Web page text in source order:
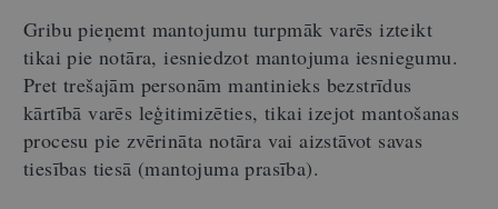
Gribu pieņemt mantojumu turpmāk varēs izteikt
tikai pie notāra, iesniedzot mantojuma iesniegumu.
Pret trešajām personām mantinieks bezstrīdus
kārtībā varēs leģitimizēties, tikai izejot mantošanas
procesu pie zvērināta notāra vai aizstāvot savas
tiesības tiesā (mantojuma prasība).